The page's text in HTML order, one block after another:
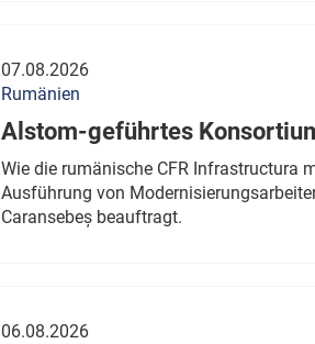
07.08.2026
Rumänien
Alstom-geführtes
Wie die rumänische CFR Infrastructura
Ausführung von
Caransebeș beauftragt.
06.08.2026